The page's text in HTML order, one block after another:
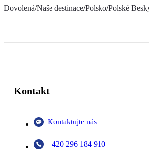
Dovolená/Naše destinace/Polsko/Polské
Kontakt
Kontaktujte nás
+420 296 184 910